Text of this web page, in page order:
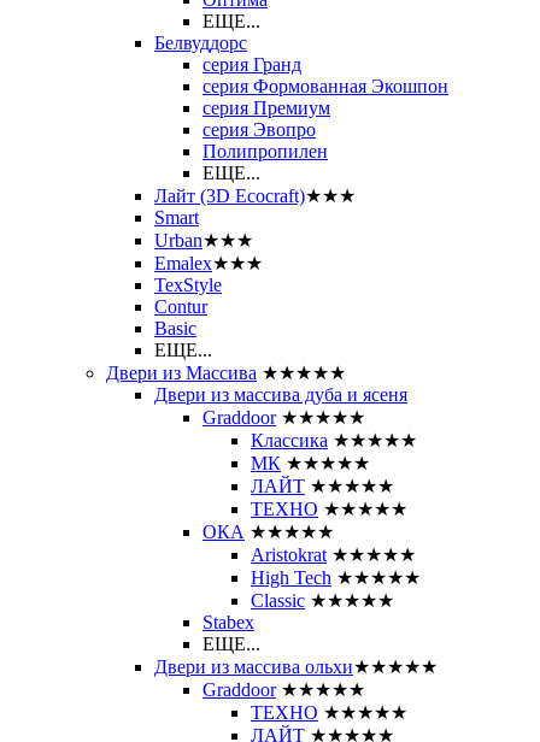
ЕЩЕ...
Белвуддорс
серия Гранд
серия Формованная Экошпон
серия Премиум
серия Эвопро
Полипропилен
ЕЩЕ...
Лайт (3D Ecocraft)★★★
Smart
Urban★★★
Emalex★★★
TexStyle
Contur
Basic
ЕЩЕ...
Двери из Массива ★★★★★
Двери из массива дуба и ясеня
Graddoor ★★★★★
Классика ★★★★★
МК ★★★★★
ЛАЙТ ★★★★★
ТЕХНО ★★★★★
ОКА ★★★★★
Aristokrat ★★★★★
High Tech ★★★★★
Classic ★★★★★
Stabex
ЕЩЕ...
Двери из массива ольхи★★★★★
Graddoor ★★★★★
ТЕХНО ★★★★★
ЛАЙТ ★★★★★